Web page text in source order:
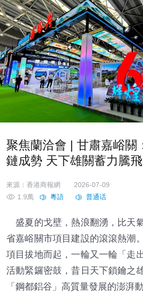
聚焦蘭洽會 | 甘肅嘉峪關
鏈成勢 天下雄關蓄力騰飛
來源：香港商報網
2026-07-09
1.9萬
盛夏的戈壁，熱浪翻湧，比天
省嘉峪關市項目建設的滾滾熱潮
項目拔地而起，一輪又一輪「走
活動緊鑼密鼓，昔日天下鎖鑰之
「鋼都鋁谷」高質量發展的澎湃動